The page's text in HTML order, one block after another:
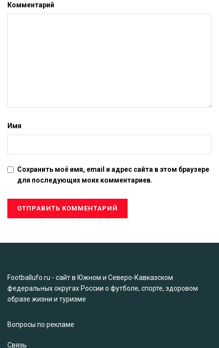
Комментарий
Имя
Сохранить моё имя, email и адрес сайта в этом браузере
для последующих моих комментариев.
Footballufo.ru - сайт в Южном и Северо-Кавказском
федеральных округах России о футболе, спорте, здоровом
образе жизни и туризме
Вопросы по рекламе
Связь